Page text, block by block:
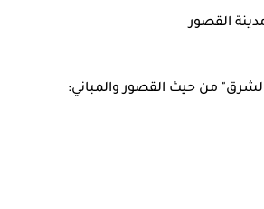
القصور
من حيث القصور والمباني: